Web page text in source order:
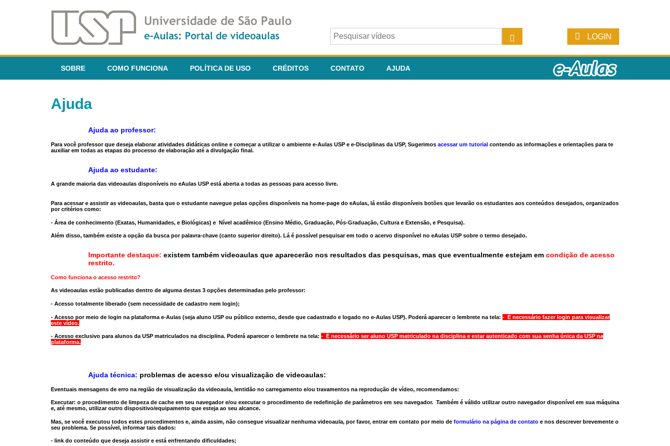
LOGIN
SOBRE COMO FUNCIONA POLÍTICA DE USO CRÉDITOS CONTATO AJUDA
Ajuda
Ajuda ao professor:
Para você professor que deseja elaborar atividades didáticas online e começar a utilizar o ambiente e-Aulas USP e e-Disciplinas da USP, Sugerimos acessar um tutorial contendo as informações e orientações para te
auxiliar em todas as etapas do processo de elaboração até a divulgação final.
Ajuda ao estudante:
A grande maioria das videoaulas disponíveis no eAulas USP está aberta a todas as pessoas para acesso livre.
Para acessar e assistir as videoaulas, basta que o estudante navegue pelas opções disponíveis na home-page do eAulas, lá estão disponíveis botões que levarão os estudantes aos conteúdos desejados, organizados
por critérios como:
- Área de conhecimento (Exatas, Humanidades, e Biológicas) e Nível acadêmico (Ensino Médio, Graduação, Pós-Graduação, Cultura e Extensão, e Pesquisa).
Além disso, também existe a opção da busca por palavra-chave (canto superior direito). Lá é possível pesquisar em todo o acervo disponível no eAulas USP sobre o termo desejado.
Importante destaque: existem também videoaulas que aparecerão nos resultados das pesquisas, mas que eventualmente estejam em condição de acesso
restrito.
Como funciona o acesso restrito?
As videoaulas estão publicadas dentro de alguma destas 3 opções determinadas pelo professor:
- Acesso totalmente liberado (sem necessidade de cadastro nem login);
- Acesso por meio de login na plataforma e-Aulas (seja aluno USP ou público externo, desde que cadastrado e logado no e-Aulas USP). Poderá aparecer o lembrete na tela: - É necessário fazer login para visualizar
este vídeo.
- Acesso exclusivo para alunos da USP matriculados na disciplina. Poderá aparecer o lembrete na tela: - É necessário ser aluno USP matriculado na disciplina e estar autenticado com sua senha única da USP na
plataforma.
Ajuda técnica: problemas de acesso e/ou visualização de videoaulas:
Eventuais mensagens de erro na região de visualização da videoaula, lentidão no carregamento e/ou travamentos na reprodução de vídeo, recomendamos:
Executar: o procedimento de limpeza de cache em seu navegador e/ou executar o procedimento de redefinição de parâmetros em seu navegador. Também é válido utilizar outro navegadordisponível em sua máquina
e, até mesmo, utilizar outro dispositivo/equipamento que esteja ao seu alcance.
Mas, se você executou todos estes procedimentos e, ainda assim, não consegue visualizar nenhuma videoaula, por favor, entrar em contato por meio de formulário na página de contato e nos descrever brevemente o
seu problema. Se possível, informar tais dados:
- link do conteúdo que deseja assistir e está enfrentando dificuldades;